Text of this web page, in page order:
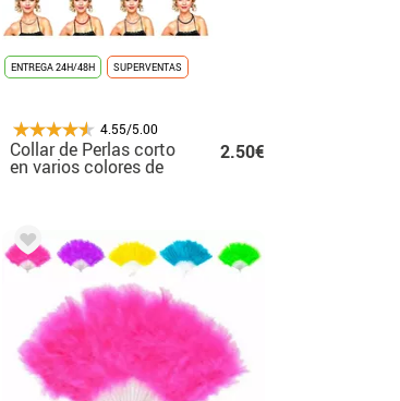
ENTREGA 24H/48H SUPERVENTAS
4.55/5.00
Collar de Perlas corto
en varios colores de
2.50€